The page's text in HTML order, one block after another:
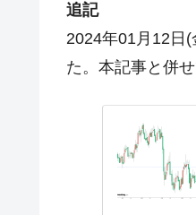
追記
2024年01月12日
た。本記事と併